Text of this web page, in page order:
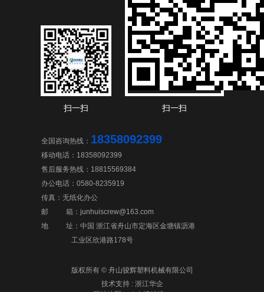
扫一扫 扫一扫
全国咨询热线： 18358092399
移动电话：18358092399
售后服务热线：18815569384
办公电话：0580-8235919
传真：无纸化办公
邮 箱：junhuiscrew@163.com
地 址：中国 浙江省舟山市定海区金塘镇沥港
工业区欣港路178号
版权所有 © 舟山骏辉塑料机械有限公司
技术支持 : 浙江华企